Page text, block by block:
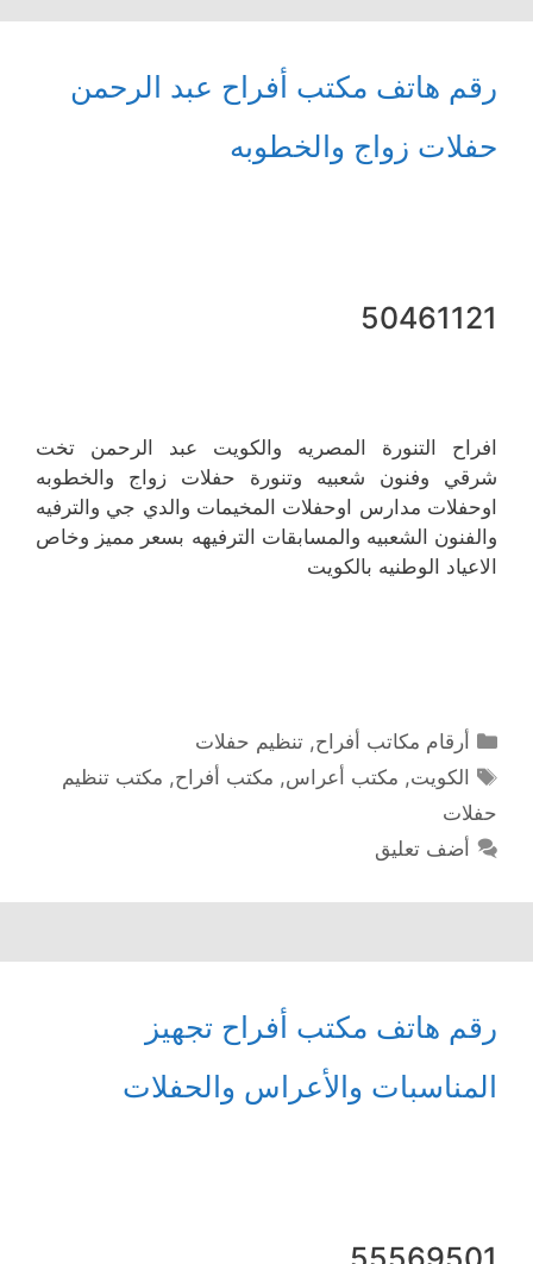
رقم هاتف مكتب أفراح عبد الرحمن
حفلات زواج والخطوبه
50461121
افراح التنورة المصريه والكويت عبد الرحمن تخت
شرقي وفنون شعبيه وتنورة حفلات زواج والخطوبه
اوحفلات مدارس اوحفلات المخيمات والدي جي والترفيه
والفنون الشعبيه والمسابقات الترفيهه بسعر مميز وخاص
الاعياد الوطنيه بالكويت
التصنيفات
أرقام مكاتب أفراح,تنظيم حفلات
الوسوم
الكويت, مكتب أعراس, مكتب أفراح, مكتب تنظيم
حفلات
أضف تعليق
رقم هاتف مكتب أفراح تجهيز
المناسبات والأعراس والحفلات